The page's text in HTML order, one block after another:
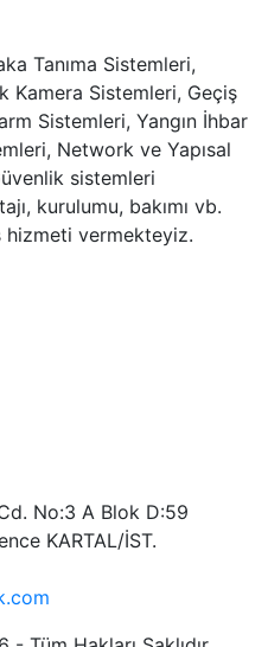
Tanıma Sistemleri,
Kamera Sistemleri, Geçiş
Sistemleri, Yangın İhbar
Network ve Yapısal
sistemleri
kurulumu, bakımı vb.
vermekteyiz.
No:3 A Blok D:59
KARTAL/İST.